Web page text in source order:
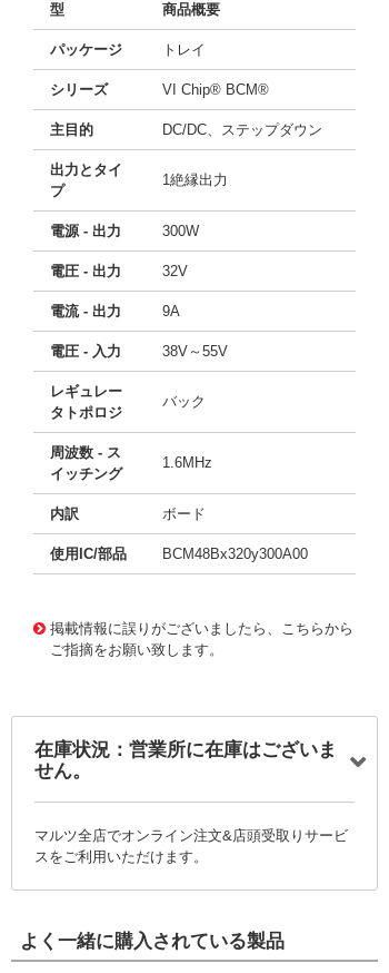
型 商品概要
パッケージ トレイ
シリーズ VI Chip® BCM®
主目的 DC/DC、ステップダウン
出力とタイ
プ
1絶縁出力
電源 - 出力 300W
電圧 - 出力 32V
電流 - 出力 9A
電圧 - 入力 38V～55V
レギュレー
タトポロジ
バック
周波数 - ス
イッチング
1.6MHz
内訳 ボード
使用IC/部品 BCM48Bx320y300A00
掲載情報に誤りがございましたら、こちらから
ご指摘をお願い致します。
在庫状況：営業所に在庫はございま
せん。
マルツ全店でオンライン注文&店頭受取りサービ
スをご利用いただけます。
よく一緒に購入されている製品